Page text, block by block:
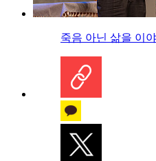
죽음 아닌 삶을 이